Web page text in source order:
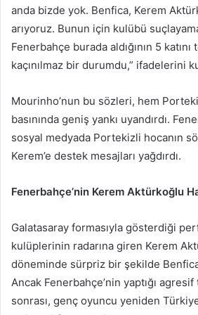
anda bizde yok. Benfica, Kerem
arıyoruz. Bunun için kulübü
Fenerbahçe burada aldığının 5
kaçınılmaz bir durumdu,” ifadelerini
Mourinho’nun bu sözleri, hem
basınında geniş yankı uyandırdı.
sosyal medyada Portekizli hocanın
Kerem’e destek mesajları yağdırdı.
Fenerbahçe’nin Kerem Aktürkoğlu
Galatasaray formasıyla gösterdiği
kulüplerinin radarına giren Kerem
döneminde sürpriz bir şekilde
Ancak Fenerbahçe’nin yaptığı
sonrası, genç oyuncu yeniden